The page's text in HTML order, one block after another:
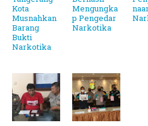
Kota
Musnahkan
Barang
Bukti
Narkotika
Mengungka
p Pengedar
Narkotika